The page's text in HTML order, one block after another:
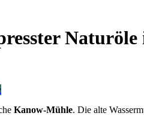
Kanow-Mühle. Die alte